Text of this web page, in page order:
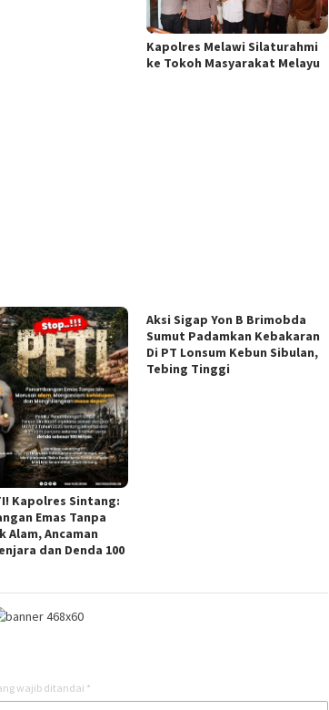
Kapolres Melawi Silaturahmi
ke Tokoh Masyarakat Melayu
Kapolres Sintang:
Emas Tanpa
Alam, Ancaman
dan Denda 100
Aksi Sigap Yon B Brimobda
Sumut Padamkan Kebakaran
Di PT Lonsum Kebun Sibulan,
Tebing Tinggi
wajib ditandai *